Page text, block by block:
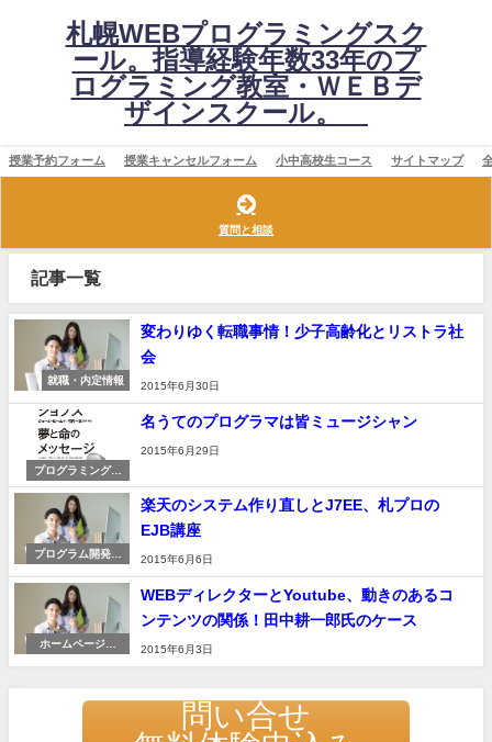
札幌WEBプログラミングスク
ール。指導経験年数33年のプ
ログラミング教室・ＷＥＢデ
ザインスクール。
授業予約フォーム 授業キャンセルフォーム 小中高校生コース サイトマップ
質問と相談
記事一覧
就職・内定情報
変わりゆく転職事情！少子高齢化とリストラ社
会
2015年6月30日
プログラミング関
連の話題
名うてのプログラマは皆ミュージシャン
2015年6月29日
プログラム開発言
楽天のシステム作り直しとJ7EE、札プロの
EJB講座
2015年6月6日
ホームページ作
WEBディレクターとYoutube、動きのあるコ
ンテンツの関係！田中耕一郎氏のケース
2015年6月3日
問い合せ